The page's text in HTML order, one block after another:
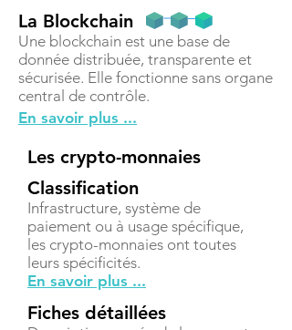
La Blockchain
Une blockchain est une base de
donnée distribuée, transparente et
sécurisée. Elle fonctionne sans organe
central de contrôle.
En savoir plus ...
Les crypto-monnaies
Classification
Infrastructure, système de
paiement ou à usage spécifique,
les crypto-monnaies ont toutes
leurs spécificités.
En savoir plus ...
Fiches détaillées